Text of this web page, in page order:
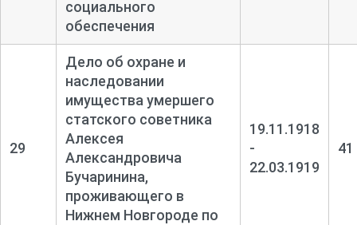
социального
обеспечения
29
Дело об охране и
наследовании
имущества умершего
статского советника
Алексея
Александровича
Бучаринина,
проживающего в
Нижнем Новгороде по
19.11.1918
-
22.03.1919
41